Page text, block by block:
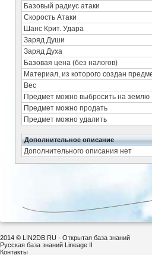
Базовый радиус атаки
Скорость Атаки
Шанс Крит. Удара
Заряд Души
Заряд Духа
Базовая цена (без налогов)
Материал, из которого создан
Вес
Предмет можно выбросить на землю
Предмет можно продать
Предмет можно удалить
Дополнительное описание
Дополнительного описания нет
2014 © LIN2DB.RU - Открытая база знаний
Русская база знаний Lineage II
Контакты